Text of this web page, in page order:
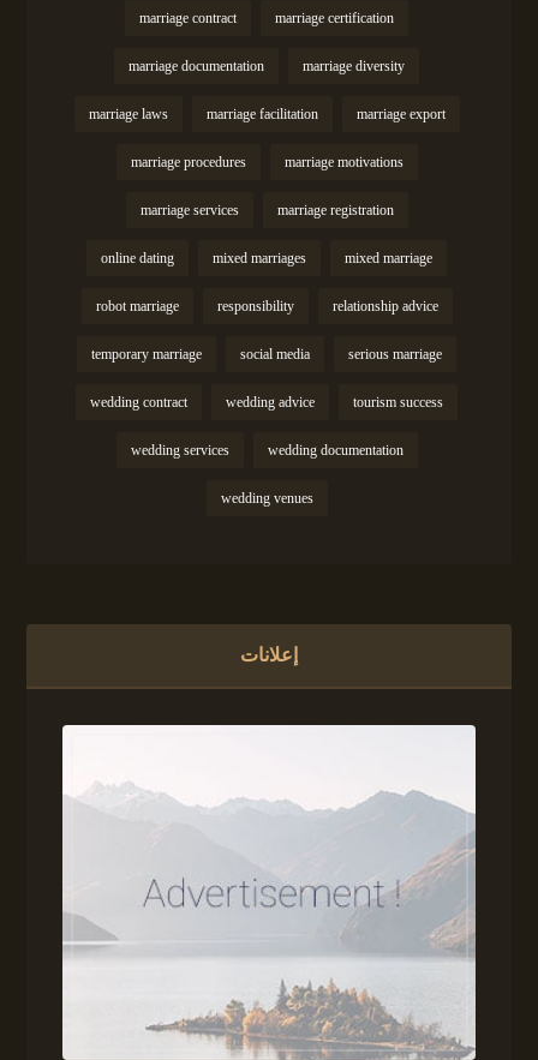
marriage certification
marriage contract
marriage diversity
marriage documentation
marriage export
marriage facilitation
marriage laws
marriage motivations
marriage procedures
marriage registration
marriage services
mixed marriage
mixed marriages
online dating
relationship advice
responsibility
robot marriage
serious marriage
social media
temporary marriage
tourism success
wedding advice
wedding contract
wedding documentation
wedding services
wedding venues
إعلانات